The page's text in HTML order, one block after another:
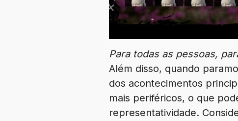
Para todas as pessoas,
Além disso, quando
dos acontecimentos
mais periféricos, o que
representatividade.